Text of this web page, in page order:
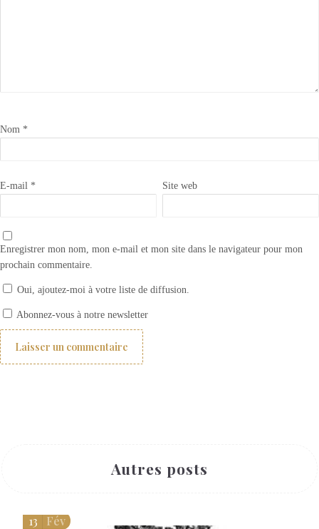
Nom *
E-mail * Site web
Enregistrer mon nom, mon e-mail et mon site dans le navigateur pour mon
prochain commentaire.
Oui, ajoutez-moi à votre liste de diffusion.
Abonnez-vous à notre newsletter
Autres posts
13 Fév